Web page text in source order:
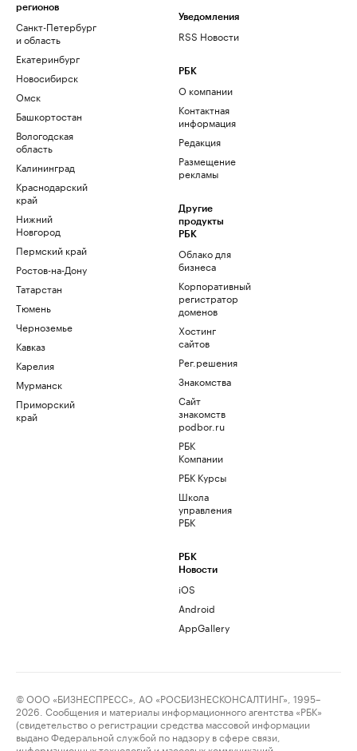
регионов
Санкт-Петербург
и область
Екатеринбург
Новосибирск
Омск
Башкортостан
Вологодская
область
Калининград
Краснодарский
край
Нижний
Новгород
Пермский край
Ростов-на-Дону
Татарстан
Тюмень
Черноземье
Кавказ
Карелия
Мурманск
Приморский
край
Уведомления
RSS Новости
РБК
О компании
Контактная
информация
Редакция
Размещение
рекламы
Другие
продукты
РБК
Облако для
бизнеса
Корпоративный
регистратор
доменов
Хостинг
сайтов
Рег.решения
Знакомства
Сайт
знакомств
podbor.ru
РБК
Компании
РБК Курсы
Школа
управления
РБК
РБК
Новости
iOS
Android
AppGallery
© ООО «БИЗНЕСПРЕСС», АО «РОСБИЗНЕСКОНСАЛТИНГ», 1995–
2026. Сообщения и материалы информационного агентства «РБК»
(свидетельство о регистрации средства массовой информации
выдано Федеральной службой по надзору в сфере связи,